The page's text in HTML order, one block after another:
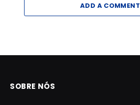
ADD A COMMENT
SOBRE NÓS